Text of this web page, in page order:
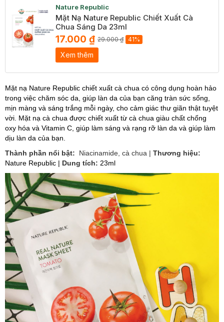
Nature Republic
Mặt Nạ Nature Republic Chiết Xuất Cà
Chua Sáng Da 23ml
17.000 ₫ 29.000 ₫ 41%
Xem thêm
Mặt nạ Nature Republic chiết xuất cà chua có công dụng hoàn hảo
trong việc chăm sóc da, giúp làn da của bạn căng tràn sức sống,
mịn màng và sáng trắng mỗi ngày, cho cảm giác thư giãn thật tuyệt
vời. Mặt nạ cà chua được chiết xuất từ cà chua giàu chất chống
oxy hóa và Vitamin C, giúp làm sáng và rạng rỡ làn da và giúp làm
dịu làn da của bạn.
Thành phần nổi bật: Niacinamide, cà chua | Thương hiệu:
Nature Republic | Dung tích: 23ml